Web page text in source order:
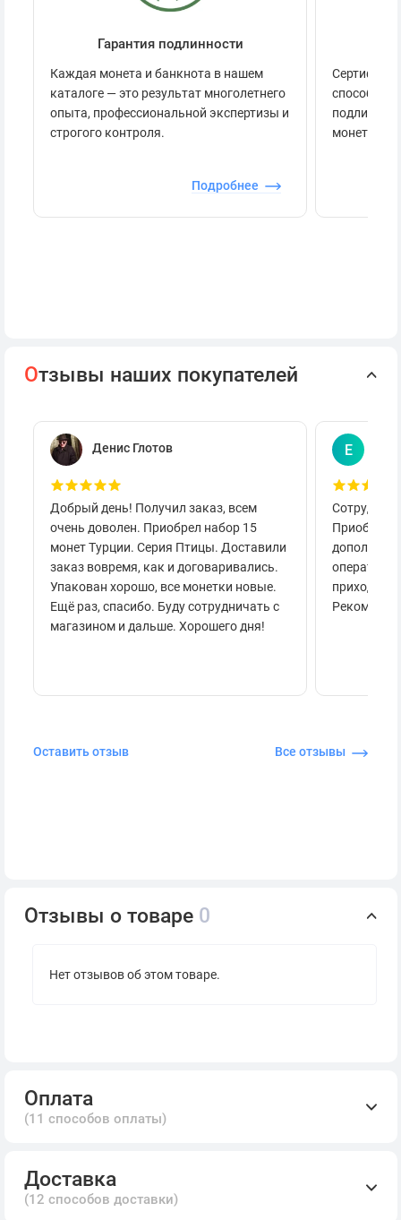
Гарантия подлинности
Каждая монета и банкнота в нашем
каталоге — это результат многолетнего
опыта, профессиональной экспертизы и
строгого контроля.
Подробнее
способов
монеты.
Отзывы наших покупателей
Денис Глотов
Добрый день! Получил заказ, всем
очень доволен. Приобрел набор 15
монет Турции. Серия Птицы. Доставили
заказ вовремя, как и договаривались.
Упакован хорошо, все монетки новые.
Ещё раз, спасибо. Буду сотрудничать с
магазином и дальше. Хорошего дня!
Е
приходило
Оставить отзыв Все отзывы
Отзывы о товаре 0
Нет отзывов об этом товаре.
Оплата
(11 способов оплаты)
Доставка
(12 способов доставки)